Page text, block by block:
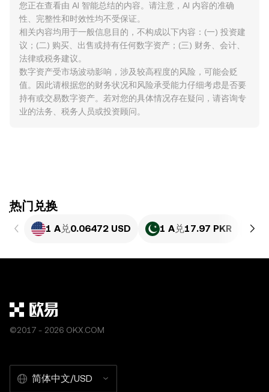
您正在查看由 AI 智能总结的内容。请注意，AI 内容的准确
性、完整性和时效性均不受保证。
相关内容均用于一般信息目的，不构成以下内容：(一) 投资建
议；(二) 购买、出售或持有任何数字资产；(三) 财务、会计、
法律或税务建议。
数字资产受市场波动影响，涉及较高程度的风险，可能会贬
值。因此请根据您的财务状况和风险承受能力仔细考虑是否要
持有或交易数字资产。若对您的具体情况存在疑问，请咨询专
业的法务、税务人员或投资顾问。
ִִִִִִִִִִִִִִִִִִִִִִִִִִִִִִִִִִִִִִִִִִִִִִִִ热门兑换
1 A兑0.06472 USD 1 A兑17.97 PKR
©2017 - 2026 OKX.COM
简体中文/USD